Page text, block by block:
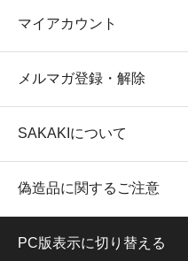
マイアカウント
メルマガ登録・解除
SAKAKIについて
偽造品に関するご注意
PC版表示に切り替える